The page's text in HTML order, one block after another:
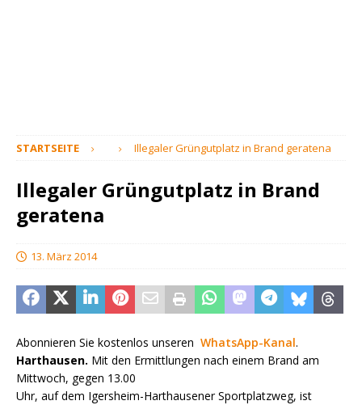
STARTSEITE Illegaler Grüngutplatz in Brand geratena
Illegaler Grüngutplatz in Brand
geratena
13. März 2014
Abonnieren Sie kostenlos unseren WhatsApp-Kanal.
Harthausen. Mit den Ermittlungen nach einem Brand am
Mittwoch, gegen 13.00
Uhr, auf dem Igersheim-Harthausener Sportplatzweg, ist